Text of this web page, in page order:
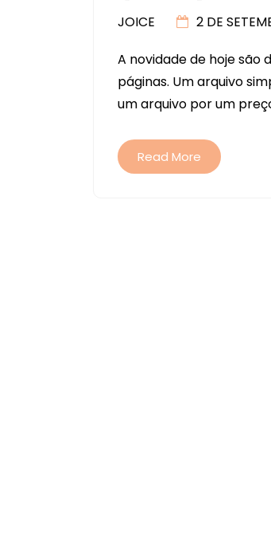
JOICE 2 DE
A novidade de hoje são
páginas. Um arquivo
um arquivo por um
Read More